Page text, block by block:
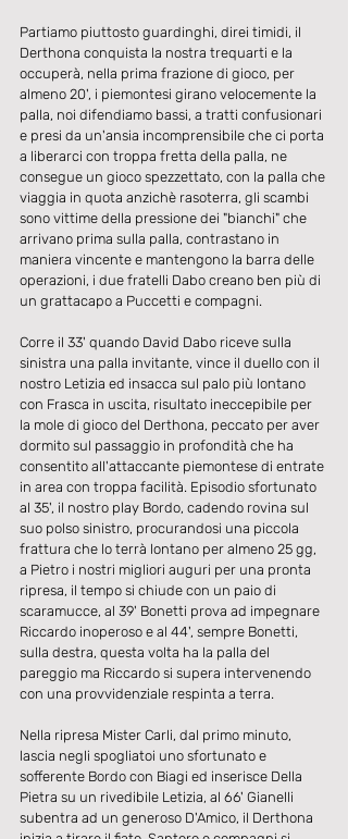
Partiamo piuttosto guardinghi, direi timidi, il
Derthona conquista la nostra trequarti e la
occuperà, nella prima frazione di gioco, per
almeno 20', i piemontesi girano velocemente la
palla, noi difendiamo bassi, a tratti confusionari
e presi da un'ansia incomprensibile che ci porta
a liberarci con troppa fretta della palla, ne
consegue un gioco spezzettato, con la palla che
viaggia in quota anzichè rasoterra, gli scambi
sono vittime della pressione dei "bianchi" che
arrivano prima sulla palla, contrastano in
maniera vincente e mantengono la barra delle
operazioni, i due fratelli Dabo creano ben più di
un grattacapo a Puccetti e compagni.
Corre il 33' quando David Dabo riceve sulla
sinistra una palla invitante, vince il duello con il
nostro Letizia ed insacca sul palo più lontano
con Frasca in uscita, risultato ineccepibile per
la mole di gioco del Derthona, peccato per aver
dormito sul passaggio in profondità che ha
consentito all'attaccante piemontese di entrate
in area con troppa facilità. Episodio sfortunato
al 35', il nostro play Bordo, cadendo rovina sul
suo polso sinistro, procurandosi una piccola
frattura che lo terrà lontano per almeno 25 gg,
a Pietro i nostri migliori auguri per una pronta
ripresa, il tempo si chiude con un paio di
scaramucce, al 39' Bonetti prova ad impegnare
Riccardo inoperoso e al 44', sempre Bonetti,
sulla destra, questa volta ha la palla del
pareggio ma Riccardo si supera intervenendo
con una provvidenziale respinta a terra.
Nella ripresa Mister Carli, dal primo minuto,
lascia negli spogliatoi uno sfortunato e
sofferente Bordo con Biagi ed inserisce Della
Pietra su un rivedibile Letizia, al 66' Gianelli
subentra ad un generoso D'Amico, il Derthona